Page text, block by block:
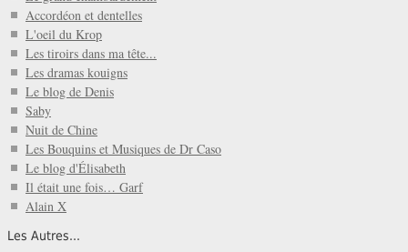
Accordéon et dentelles
L'oeil du Krop
Les tiroirs dans ma tête...
Les dramas kouigns
Le blog de Denis
Saby
Nuit de Chine
Les Bouquins et Musiques de Dr Caso
Le blog d'Élisabeth
Il était une fois… Garf
Alain X
Les Autres...